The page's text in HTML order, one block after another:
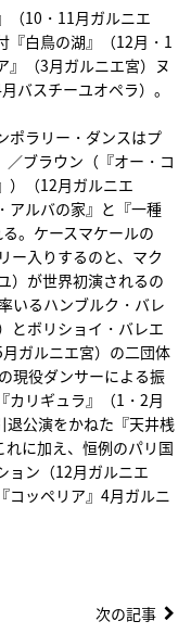
（10・11月ガルニエ
『白鳥の湖』（12月・1
』（3月ガルニエ宮）ヌ
バスチーユオペラ）。
ポラリー・ダンスはプ
／ブラウン（『オー・コ
）（12月ガルニエ
アルバの家』と『一種
。ケースマケールの
ー入りするのと、マク
）が世界初演されるの
いるハンブルク・バレ
とボリショイ・バレエ
ガルニエ宮）の二団体
現役ダンサーによる振
カリギュラ』（1・2月
退公演をかねた『天井桟
に加え、恒例のパリ国
ョン（12月ガルニエ
コッペリア』4月ガルニ
次の記事